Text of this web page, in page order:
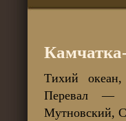
Тихий
Перевал —
Мутновский,